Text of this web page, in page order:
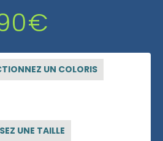
€
UN COLORIS
UNE TAILLE